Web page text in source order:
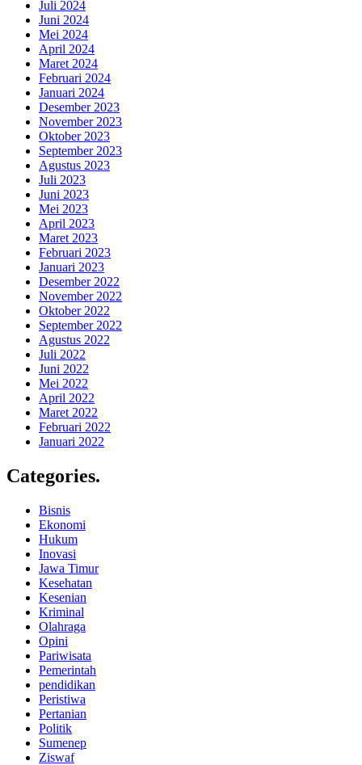
Juli 2024
Juni 2024
Mei 2024
April 2024
Maret 2024
Februari 2024
Januari 2024
Desember 2023
November 2023
Oktober 2023
September 2023
Agustus 2023
Juli 2023
Juni 2023
Mei 2023
April 2023
Maret 2023
Februari 2023
Januari 2023
Desember 2022
November 2022
Oktober 2022
September 2022
Agustus 2022
Juli 2022
Juni 2022
Mei 2022
April 2022
Maret 2022
Februari 2022
Januari 2022
Categories.
Bisnis
Ekonomi
Hukum
Inovasi
Jawa Timur
Kesehatan
Kesenian
Kriminal
Olahraga
Opini
Pariwisata
Pemerintah
pendidikan
Peristiwa
Pertanian
Politik
Sumenep
Ziswaf